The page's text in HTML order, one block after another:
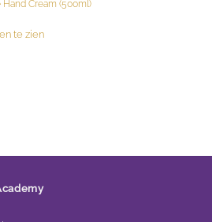
Hand Cream (500ml)
te zien